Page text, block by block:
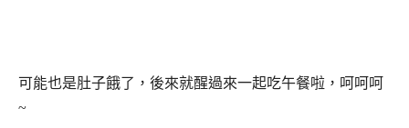
可能也是肚子餓了，後來就醒過來一起吃午餐啦，呵呵呵
~